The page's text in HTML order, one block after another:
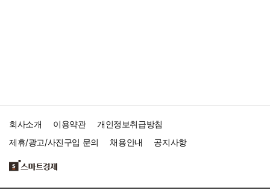
회사소개 이용약관
개인정보취급방침
제휴/광고/사진구입 문의
채용안내 공지사항